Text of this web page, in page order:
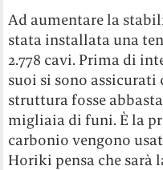
Ad aumentare la
stata installata una
2.778 cavi. Prima di
suoi si sono
struttura fosse
migliaia di funi. È la
carbonio vengono
Horiki pensa che sarà